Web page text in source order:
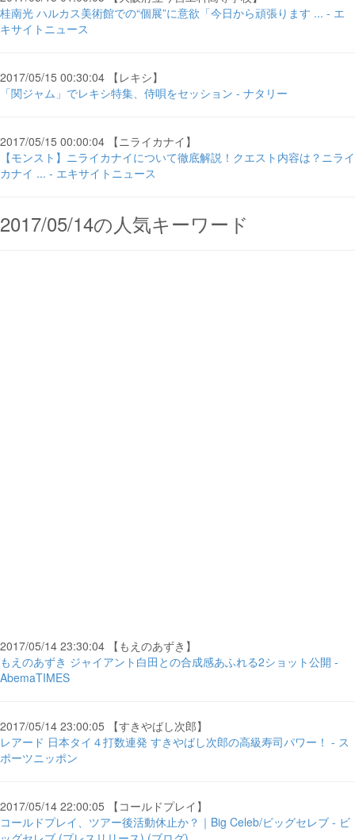
桂南光 ハルカス美術館での“個展”に意欲「今日から頑張ります ... - エ
キサイトニュース
2017/05/15 00:30:04 【レキシ】
「関ジャム」でレキシ特集、侍唄をセッション - ナタリー
2017/05/15 00:00:04 【ニライカナイ】
【モンスト】ニライカナイについて徹底解説！クエスト内容は？ニライ
カナイ ... - エキサイトニュース
2017/05/14の人気キーワード
2017/05/14 23:30:04 【もえのあずき】
もえのあずき ジャイアント白田との合成感あふれる2ショット公開 -
AbemaTIMES
2017/05/14 23:00:05 【すきやばし次郎】
レアード 日本タイ４打数連発 すきやばし次郎の高級寿司パワー！ - ス
ポーツニッポン
2017/05/14 22:00:05 【コールドプレイ】
コールドプレイ、ツアー後活動休止か？｜Big Celeb/ビッグセレブ - ビ